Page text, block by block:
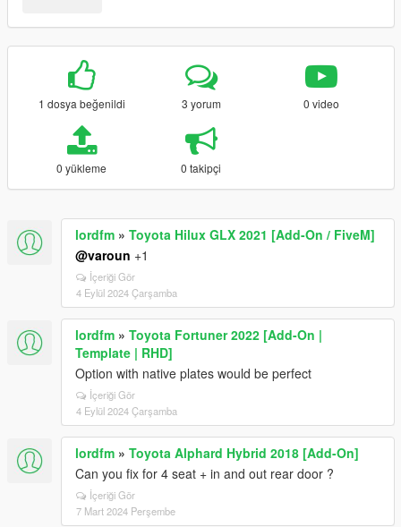
1 dosya beğenildi 3 yorum 0 video
0 yükleme 0 takipçi
lordfm » Toyota Hilux GLX 2021 [Add-On / FiveM]
@varoun +1
İçeriği Gör
4 Eylül 2024 Çarşamba
lordfm » Toyota Fortuner 2022 [Add-On |
Template | RHD]
Option with native plates would be perfect
İçeriği Gör
4 Eylül 2024 Çarşamba
lordfm » Toyota Alphard Hybrid 2018 [Add-On]
Can you fix for 4 seat + in and out rear door ?
İçeriği Gör
7 Mart 2024 Perşembe